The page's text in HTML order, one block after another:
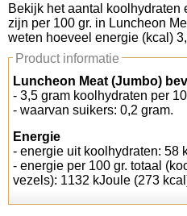
Koolhydraten tellen
Links
Bekijk het aantal koolhydraten
zijn per 100 gr. in Luncheon
weten hoeveel energie (kcal)
Product informatie
Luncheon Meat (Jumbo)
- 3,5 gram koolhydraten per
- waarvan suikers: 0,2 gram.
Energie
- energie uit koolhydraten: 58
- energie per 100 gr. totaal
vezels): 1132 kJoule (273